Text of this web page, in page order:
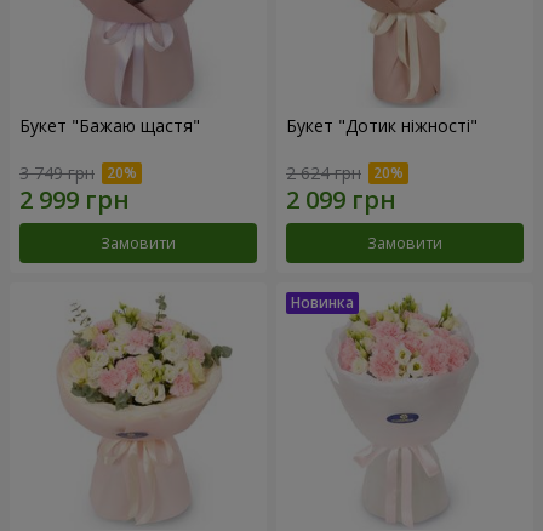
Букет "Бажаю щастя"
3 749 грн
Замовити
Букет "Дотик ніжності"
2 624 грн
Замовити